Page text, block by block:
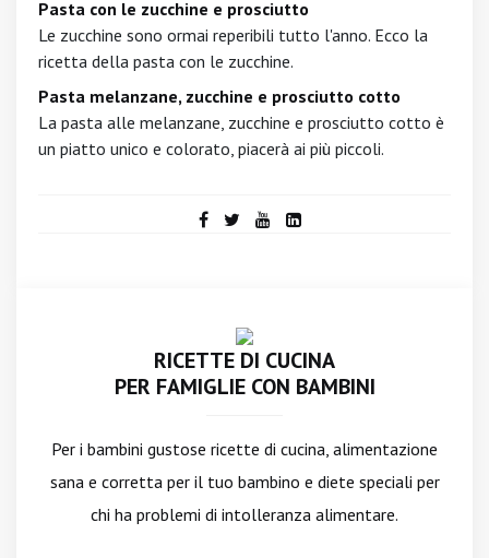
Pasta con le zucchine e prosciutto
Le zucchine sono ormai reperibili tutto l'anno. Ecco la
ricetta della pasta con le zucchine.
Pasta melanzane, zucchine e prosciutto cotto
La pasta alle melanzane, zucchine e prosciutto cotto è
un piatto unico e colorato, piacerà ai più piccoli.
RICETTE DI CUCINA
PER FAMIGLIE CON BAMBINI
Per i bambini gustose ricette di cucina, alimentazione
sana e corretta per il tuo bambino e diete speciali per
chi ha problemi di intolleranza alimentare.